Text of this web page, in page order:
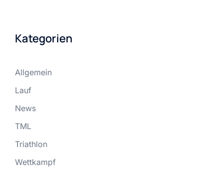
Kategorien
Allgemein
Lauf
News
TML
Triathlon
Wettkampf